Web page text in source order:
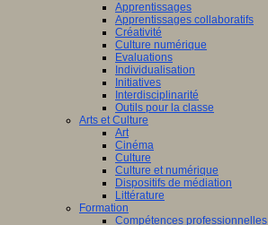
Apprentissages
Apprentissages collaboratifs
Créativité
Culture numérique
Evaluations
Individualisation
Initiatives
Interdisciplinarité
Outils pour la classe
Arts et Culture
Art
Cinéma
Culture
Culture et numérique
Dispositifs de médiation
Littérature
Formation
Compétences professionnelles